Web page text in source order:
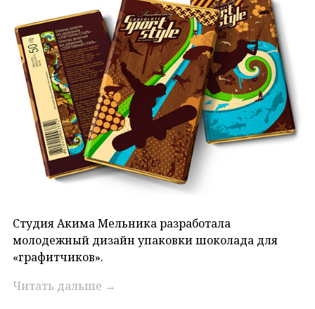
Студия Акима Мельника разработала
молодежный дизайн упаковки шоколада для
«графитчиков».
Читать дальше →